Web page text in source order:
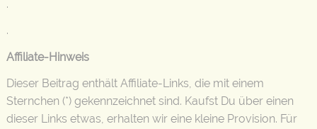
.
.
Affiliate-Hinweis
Dieser Beitrag enthält Affiliate-Links, die mit einem
Sternchen (*) gekennzeichnet sind. Kaufst Du über einen
dieser Links etwas, erhalten wir eine kleine Provision. Für